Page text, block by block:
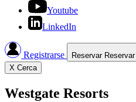
Youtube
LinkedIn
Registrarse Reservar Reservar
X Cerca
Westgate Resorts